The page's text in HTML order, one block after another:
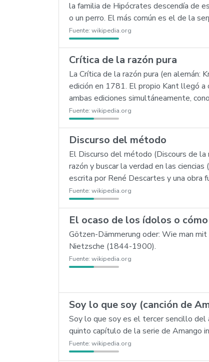
la familia de Hipócrates descendía de
o un perro. El más común es el de la
Fuente: wikipedia.org
Crítica de la razón pura
La Crítica de la razón pura (en alemán:
edición en 1781. El propio Kant llegó a
ambas ediciones simultáneamente,
Fuente: wikipedia.org
Discurso del método
El Discurso del método (Discours de
razón y buscar la verdad en las
escrita por René Descartes y una obra
Fuente: wikipedia.org
El ocaso de los ídolos o
Götzen-Dämmerung oder: Wie man
Nietzsche (1844-1900).
Fuente: wikipedia.org
Soy lo que soy (canción de
Soy lo que soy es el tercer sencillo
quinto capítulo de la serie de Amango
Fuente: wikipedia.org